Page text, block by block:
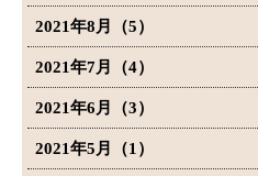
2021年8月（5）
2021年7月（4）
2021年6月（3）
2021年5月（1）